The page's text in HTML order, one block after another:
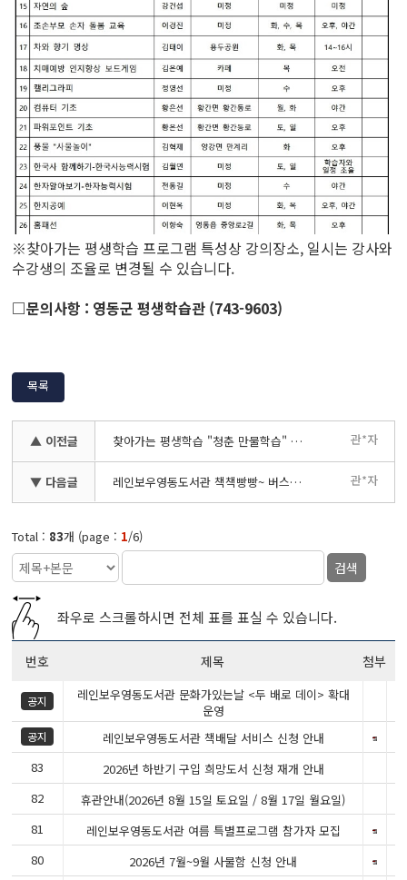
※찾아가는 평생학습 프로그램 특성상 강의장소, 일시는 강사와
수강생의 조율로 변경될 수 있습니다.
□문의사항 : 영동군 평생학습관 (743-9603)
목록
▲ 이전글 찾아가는 평생학습 "청춘 만물학습" 수강생 모집 재공고 관*자
▼ 다음글 레인보우영동도서관 책책빵빵~ 버스타GO! 독서가방 만들GO! 프로그램 운영 안내 관*자
Total : 83개 (page : 1/6)
검색
좌우로 스크롤하시면 전체 표를 표실 수 있습니다.
번호 제목 첨부
공지
레인보우영동도서관 문화가있는날 <두 배로 데이> 확대
운영
공지 레인보우영동도서관 책배달 서비스 신청 안내
83
2026년 하반기 구입 희망도서 신청 재개 안내
82
휴관안내(2026년 8월 15일 토요일 / 8월 17일 월요일)
81
레인보우영동도서관 여름 특별프로그램 참가자 모집
80
2026년 7월~9월 사물함 신청 안내